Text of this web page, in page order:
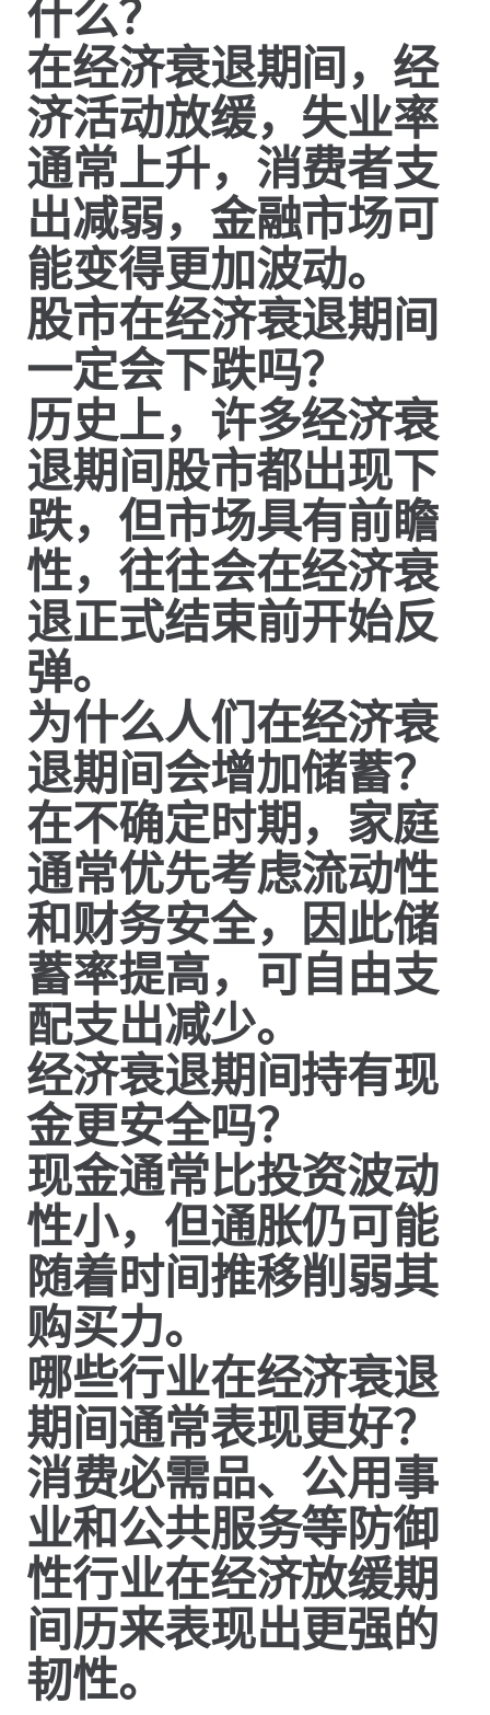
什么？
在经济衰退期间，经
济活动放缓，失业率
通常上升，消费者支
出减弱，金融市场可
能变得更加波动。
股市在经济衰退期间
一定会下跌吗？
历史上，许多经济衰
退期间股市都出现下
跌，但市场具有前瞻
性，往往会在经济衰
退正式结束前开始反
弹。
为什么人们在经济衰
退期间会增加储蓄？
在不确定时期，家庭
通常优先考虑流动性
和财务安全，因此储
蓄率提高，可自由支
配支出减少。
经济衰退期间持有现
金更安全吗？
现金通常比投资波动
性小，但通胀仍可能
随着时间推移削弱其
购买力。
哪些行业在经济衰退
期间通常表现更好？
消费必需品、公用事
业和公共服务等防御
性行业在经济放缓期
间历来表现出更强的
韧性。